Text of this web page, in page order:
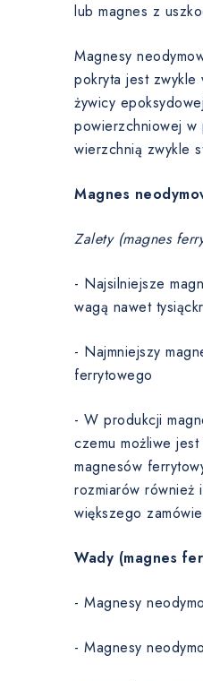
lub magnes z
Magnesy
pokryta jest zwykle
żywicy
powierzchniowej w
wierzchnią zwykle
Magnes
Zalety (magnes
- Najsilniejsze
wagą nawet
- Najmniejszy
ferrytowego
- W produkcji
czemu możliwe
magnesów
rozmiarów również
większego
Wady (magnes
- Magnesy
- Magnesy